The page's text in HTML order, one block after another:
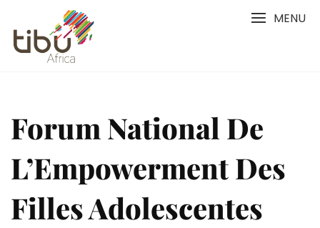
content
MENU
Forum National De
L’Empowerment Des
Filles Adolescentes